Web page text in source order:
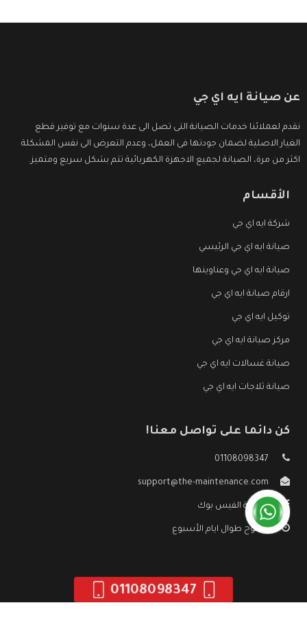
عن صيانة ايه اي جي
نقدم لعملائنا خدمات الصيانة التى تصل الى عدة سنوات مع توفير قطع
الغيار الاصلية لضمان جودتها فى العمل، وعدم التعرض الى نفس المشكلة
اكثر من مرة، الصيانة لجميع الاجهزة الكهربائية تتم بشكل سريع ومتميز.
الأقسام
شركة ايه اي جي
صيانة ايه اي جي الرئيسي
صيانة ايه اي جي وعناوينها
ارقام صيانة ايه اي جي
توكيل ايه اي جي
مركز صيانة ايه اي جي
صيانة غسالات ايه اي جي
صيانة ثلاجات ايه اي جي
كن دائما على تواصل معنا!
01108098347
support@the-maintenance.com
صفحة الفيس بوك
مفتوح طوال ايام الأسبوع
01108098347